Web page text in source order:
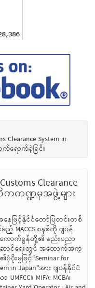
Clearance System in
ရောက်ခဲ့ခြင်း
Clearance
လိကကဏ္ဍမှအဖွဲ့များ
ေဖြင့်နိုင်ငံတော်ပြတင်းတစ်
MACCS စနစ်ကို ဂျပန်
ောက်ခွန်တို့၏ နည်းပညာ
ာင်ရေးတွင် အထောက်အကူ
ပိုးမှုဖြင့်“Seminar for
in Japan”အား ဂျပန်နိုင်ငံ
၊ MIFA၊ MCBA၊